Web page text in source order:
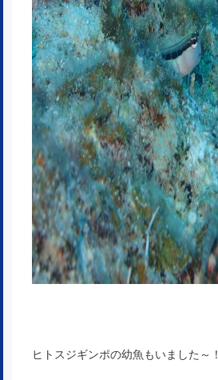
ヒトスジギンポの幼魚もいました～！